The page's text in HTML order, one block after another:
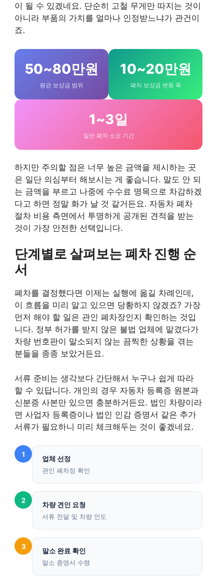
이 될 수 있겠네요. 단순히 고철 무게만 따지는 것이
아니라 부품의 가치를 얼마나 인정받느냐가 관건이
죠.
50~80만원
평균 보상금 범위
10~20만원
폐차 보상금 변동 폭
1~3일
일반 폐차 소요 기간
하지만 주의할 점은 너무 높은 금액을 제시하는 곳
은 일단 의심부터 해보시는 게 좋습니다. 말도 안 되
는 금액을 부르고 나중에 수수료 명목으로 차감하겠
다고 하면 정말 화가 날 것 같거든요. 자동차 폐차
절차 비용 측면에서 투명하게 공개된 견적을 받는
것이 가장 안전한 선택입니다.
단계별로 살펴보는 폐차 진행 순
서
폐차를 결정했다면 이제는 실행에 옮길 차례인데,
이 흐름을 미리 알고 있으면 당황하지 않겠죠? 가장
먼저 해야 할 일은 관인 폐차장인지 확인하는 것입
니다. 정부 허가를 받지 않은 불법 업체에 맡겼다가
차량 번호판이 말소되지 않는 끔찍한 상황을 겪는
분들을 종종 보았거든요.
서류 준비는 생각보다 간단해서 누구나 쉽게 따라
할 수 있답니다. 개인의 경우 자동차 등록증 원본과
신분증 사본만 있으면 충분하거든요. 법인 차량이라
면 사업자 등록증이나 법인 인감 증명서 같은 추가
서류가 필요하니 미리 체크해두는 것이 좋겠네요.
1
업체 선정
관인 폐차장 확인
2
차량 견인 요청
서류 전달 및 차량 인도
3
말소 완료 확인
말소 증명서 수령